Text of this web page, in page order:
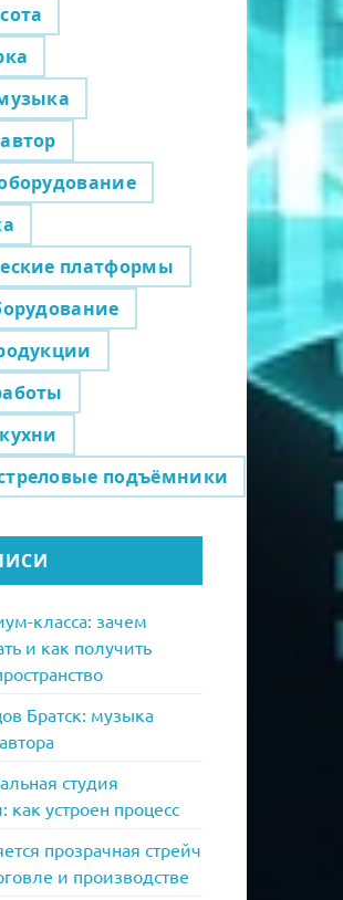
платформы
подъёмники
класса: зачем
и как получить
Братск: музыка
студия
как устроен процесс
прозрачная стрейч
и производстве